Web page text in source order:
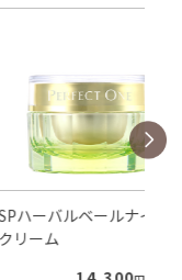
ルベールナイト